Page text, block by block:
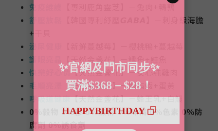
免疫維護
【專利鹿角靈芝】－兔肉+鵪鶉
舒壓放鬆
【韓國專利紓壓𝙂𝘼𝘽𝘼】－刺身級海膽
+干貝
泌尿健康
護眼亮
【天然金盞花】－鱈魚+鮭魚
快樂好心情 【天然金盞花】－安心純雞肉
毛順亮澤
【天然金盞花】－胭脂蝦+蛋黃
呼吸道健康【天然金盞花】－蜂王乳+白鰻
0％穀物 0％膠 0％澱粉 0％味精 0％色素 0％防
腐劑0％誘食劑